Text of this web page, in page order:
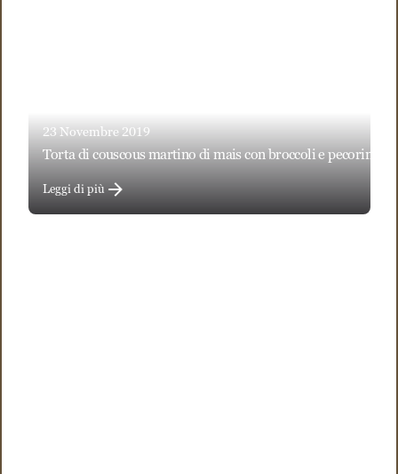
23 Novembre 2019
torta di couscous martino di mais con broccoli e pecorino
Leggi di più